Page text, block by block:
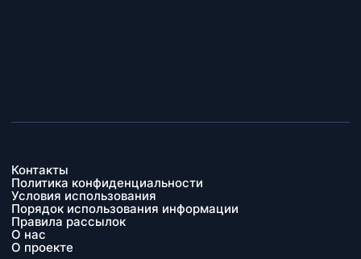
Контакты
Политика конфиденциальности
Условия использования
Порядок использования информации
Правила рассылок
О нас
О проекте